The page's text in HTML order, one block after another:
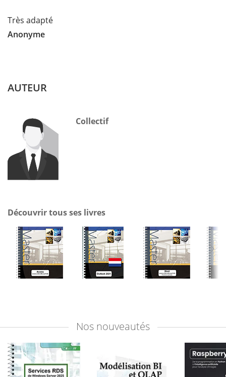
Très adapté
Anonyme
AUTEUR
Collectif
Découvrir tous ses livres
Nos nouveautés